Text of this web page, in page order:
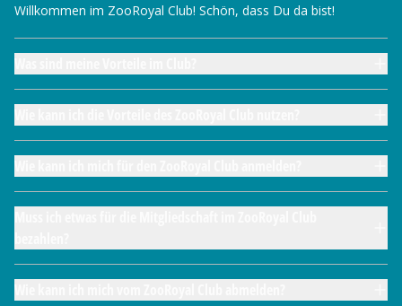
Willkommen im ZooRoyal Club! Schön, dass Du da bist!